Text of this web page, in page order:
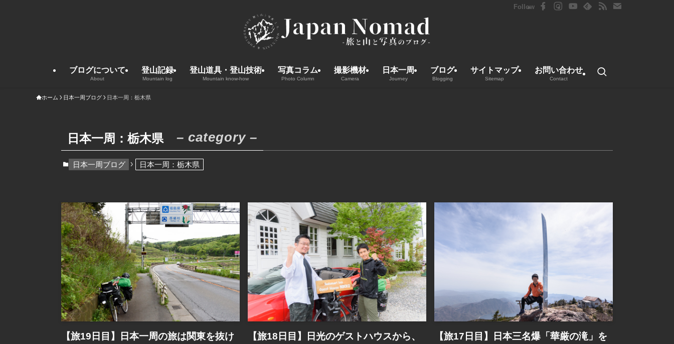
ブログについて
About
登山記録
Mountain log
登山道具・登山技術
Mountain know-how
写真コラム
Photo Column
撮影機材
Camera
日本一周
Journey
ブログ
Blogging
サイトマップ
Sitemap
お問い合わせ
Contact
ホーム 日本一周ブログ 日本一周：栃木県
日本一周：栃木県 – category –
日本一周ブログ 日本一周：栃木県
【旅19日目】日本一周の旅は関東を抜け
【旅18日目】日光のゲストハウスから、
【旅17日目】日本三名爆「華厳の滝」を